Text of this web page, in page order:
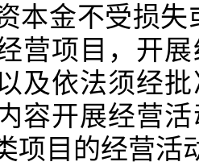
本金不受损失
营项目，开
及依法须经
容开展经营
项目的经营活